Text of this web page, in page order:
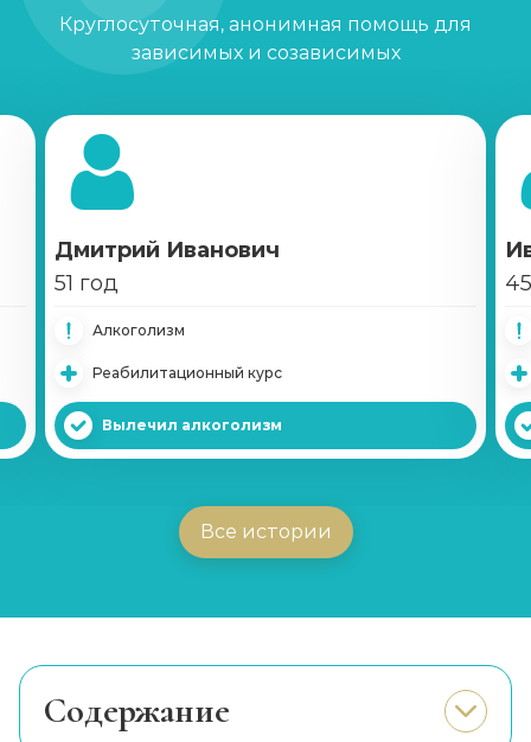
от 3 600 ₽ Записаться
от 1 800 ₽ Записаться
Круглосуточная, анонимная помощь для
зависимых и созависимых
Дмитрий Иванович
51 год
Алкоголизм
Реабилитационный курс
Вылечил алкоголизм
Все истории
Cодержание